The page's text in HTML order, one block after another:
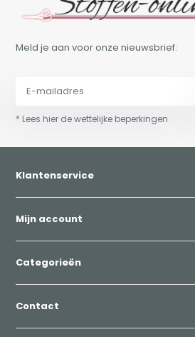
Meld je aan voor onze nieuwsbrief:
* Lees hier de wettelijke beperkingen
Klantenservice
Mijn account
Categorieën
Contact